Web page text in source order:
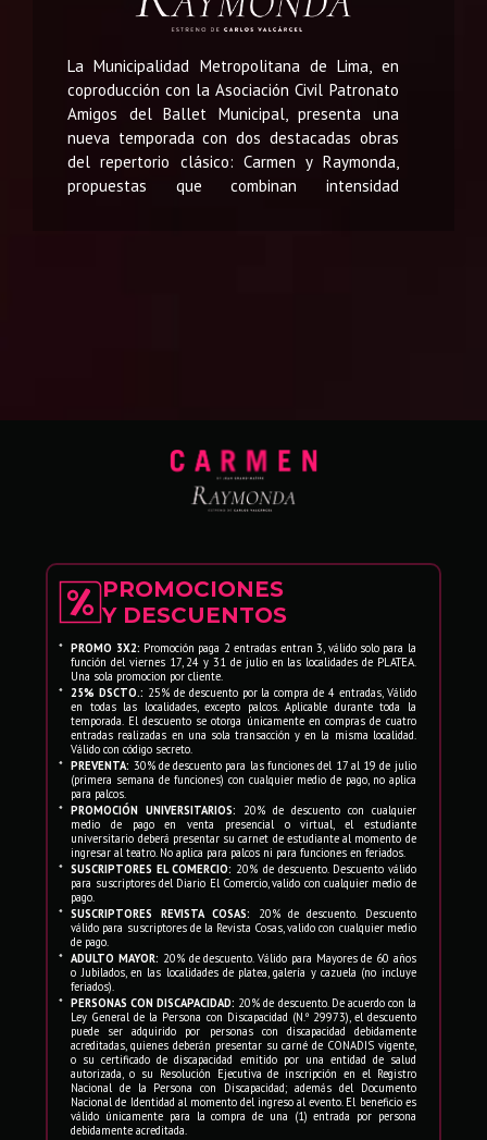
La Municipalidad Metropolitana de Lima, en
coproducción con la Asociación Civil Patronato
Amigos del Ballet Municipal, presenta una
nueva temporada con dos destacadas obras
del repertorio clásico: Carmen y Raymonda,
propuestas que combinan intensidad
Por su parte, Raymonda, basada en la obra
original con música de Alexander Glazunov y
coreografía en estreno de Carlos Valcárcel,
momentos más brillantes del ballet clásico,
con variaciones llenas de precisión, elegancia
y complejidad que representan un verdadero
reto para los intérpretes.
Interpretadas por el Ballet Municipal de Lima,
estas producciones ofrecen un contraste
fascinante entre la intensidad de Carmen y la
sofisticación de Raymonda, transportando al
espectador a universos escénicos llenos de
emoción, belleza y excelencia artística.
No se pierda esta imperdible temporada que
celebra la riqueza del ballet clásico y
continúa cautivando a públicos de todas las
generaciones.
PROMOCIONES
Y DESCUENTOS
* PROMO 3X2: Promoción paga 2 entradas entran 3, válido solo para la
función del viernes 17, 24 y 31 de julio en las localidades de PLATEA.
Una sola promocion por cliente.
* 25% DSCTO.: 25% de descuento por la compra de 4 entradas, Válido
en todas las localidades, excepto palcos. Aplicable durante toda la
temporada. El descuento se otorga únicamente en compras de cuatro
entradas realizadas en una sola transacción y en la misma localidad.
Válido con código secreto.
* PREVENTA: 30% de descuento para las funciones del 17 al 19 de julio
(primera semana de funciones) con cualquier medio de pago, no aplica
para palcos.
* PROMOCIÓN UNIVERSITARIOS: 20% de descuento con cualquier
medio de pago en venta presencial o virtual, el estudiante
universitario deberá presentar su carnet de estudiante al momento de
ingresar al teatro. No aplica para palcos ni para funciones en feriados.
* SUSCRIPTORES EL COMERCIO: 20% de descuento. Descuento válido
para suscriptores del Diario El Comercio, valido con cualquier medio de
pago.
* SUSCRIPTORES REVISTA COSAS: 20% de descuento. Descuento
válido para suscriptores de la Revista Cosas, valido con cualquier medio
de pago.
* ADULTO MAYOR: 20% de descuento. Válido para Mayores de 60 años
o Jubilados, en las localidades de platea, galería y cazuela (no incluye
feriados).
* PERSONAS CON DISCAPACIDAD: 20% de descuento. De acuerdo con la
Ley General de la Persona con Discapacidad (N.º 29973), el descuento
puede ser adquirido por personas con discapacidad debidamente
acreditadas, quienes deberán presentar su carné de CONADIS vigente,
o su certificado de discapacidad emitido por una entidad de salud
autorizada, o su Resolución Ejecutiva de inscripción en el Registro
Nacional de la Persona con Discapacidad; además del Documento
Nacional de Identidad al momento del ingreso al evento. El beneficio es
válido únicamente para la compra de una (1) entrada por persona
debidamente acreditada.